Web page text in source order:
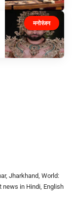
मनोरंजन
Jharkhand, World:
news in Hindi, English